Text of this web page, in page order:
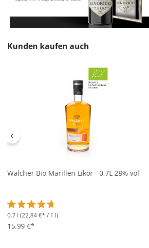
Produktgalerie überspringen
Kunden kaufen auch
Walcher Bio Marillen Likör - 0,7L 28% vol
Durchschnittliche Bewertung von 4.7 von
0.7 l (22,84 €* / 1 l)
15,99 €*